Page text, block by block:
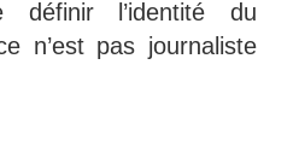
définir l’identité du
n’est pas journaliste